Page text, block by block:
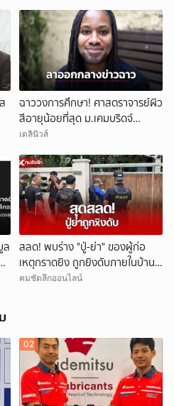
ฉาววงการศึกษา! ศาสตราจารย์ผิว
สีอายุน้อยที่สุด ม.เคมบริดจ์
ประกาศลาออกหลังเผชิญข้อกล่าว
เดลินิวส์
ล
สลด! พบร่าง "ปู่-ย่า" ของผู้ก่อ
เหตุกราดยิง ถูกยิงดับภายในบ้าน
พัก
คมชัดลึกออนไลน์
02